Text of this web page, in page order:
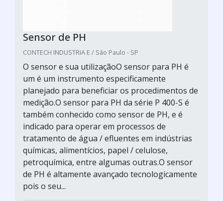
Sensor de PH
CONTECH INDUSTRIA E / São Paulo - SP
O sensor e sua utilizaçãoO sensor para PH é
um é um instrumento especificamente
planejado para beneficiar os procedimentos de
medição.O sensor para PH da série P 400-S é
também conhecido como sensor de PH, e é
indicado para operar em processos de
tratamento de água / efluentes em indústrias
químicas, alimentícios, papel / celulose,
petroquímica, entre algumas outras.O sensor
de PH é altamente avançado tecnologicamente
pois o seu...